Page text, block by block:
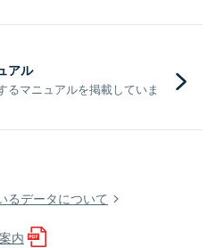
アル
るマニュアルを掲載していま
るデータについて
内